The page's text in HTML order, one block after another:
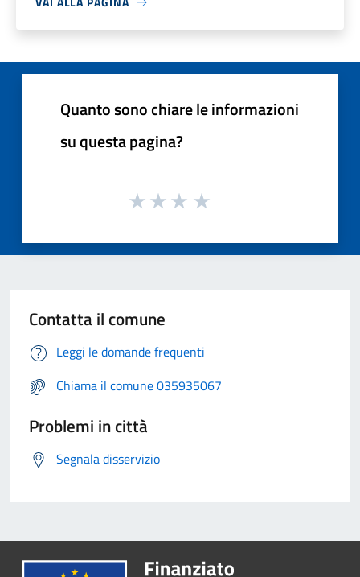
Quanto sono chiare le informazioni
su questa pagina?
Contatta il comune
Leggi le domande frequenti
Chiama il comune 035935067
Problemi in città
Segnala disservizio